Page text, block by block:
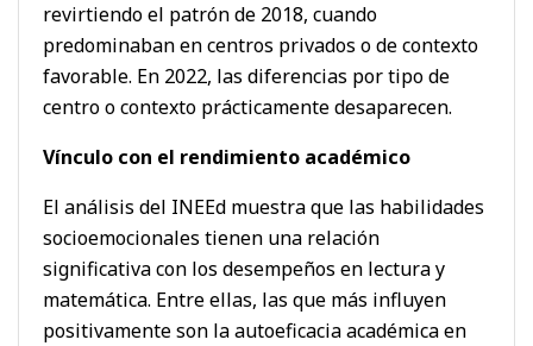
revirtiendo el patrón de 2018, cuando
predominaban en centros privados o de contexto
favorable. En 2022, las diferencias por tipo de
centro o contexto prácticamente desaparecen.
Vínculo con el rendimiento académico
El análisis del INEEd muestra que las habilidades
socioemocionales tienen una relación
significativa con los desempeños en lectura y
matemática. Entre ellas, las que más influyen
positivamente son la autoeficacia académica en